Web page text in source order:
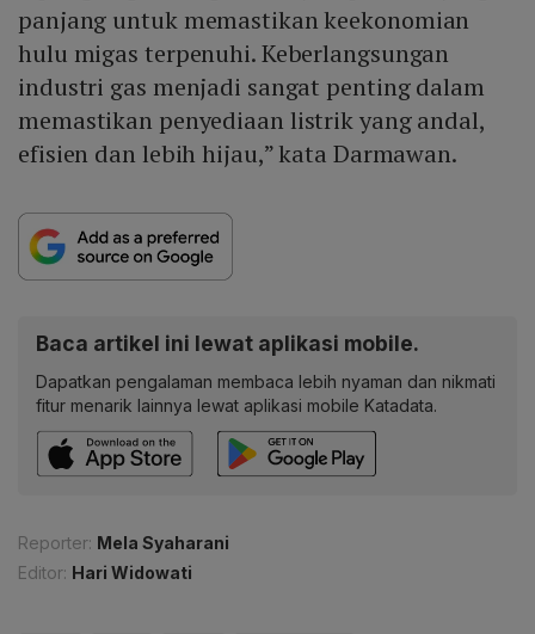
panjang untuk memastikan keekonomian
hulu migas terpenuhi. Keberlangsungan
industri gas menjadi sangat penting dalam
memastikan penyediaan listrik yang andal,
efisien dan lebih hijau,” kata Darmawan.
Baca artikel ini lewat aplikasi mobile.
Dapatkan pengalaman membaca lebih nyaman dan nikmati
fitur menarik lainnya lewat aplikasi mobile Katadata.
Reporter: Mela Syaharani
Editor: Hari Widowati